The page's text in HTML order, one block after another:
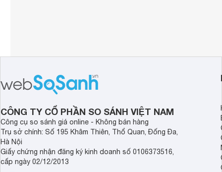
CÔNG TY CỔ PHẦN SO SÁNH VIỆT NAM
Công cụ so sánh giá online - Không bán hàng
Trụ sở chính: Số 195 Khâm Thiên, Thổ Quan, Đống Đa,
Hà Nội
Giấy chứng nhận đăng ký kinh doanh số 0106373516,
cấp ngày 02/12/2013